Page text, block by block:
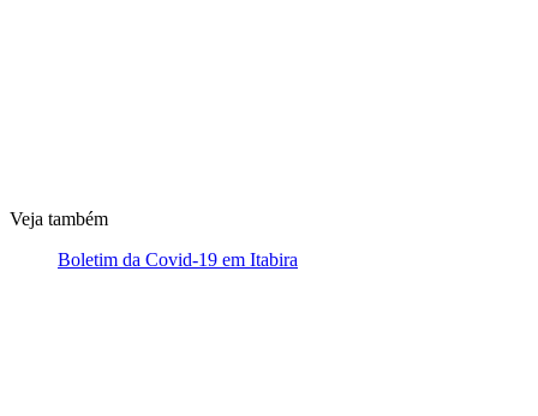
Veja também
Boletim da Covid-19 em Itabira